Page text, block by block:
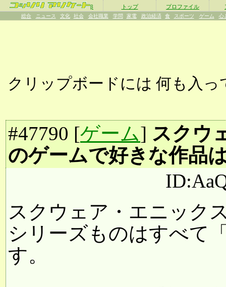
β トップ プロファイル
総合 ニュース 文化 社会 会社職業 学問 家電 政治経済 食 スポーツ ゲーム 心
クリップボードには 何も入っ
#47790 [ゲーム] スクウ
のゲームで好きな作品
スクウェア・エニック
シリーズものはすべて
す。